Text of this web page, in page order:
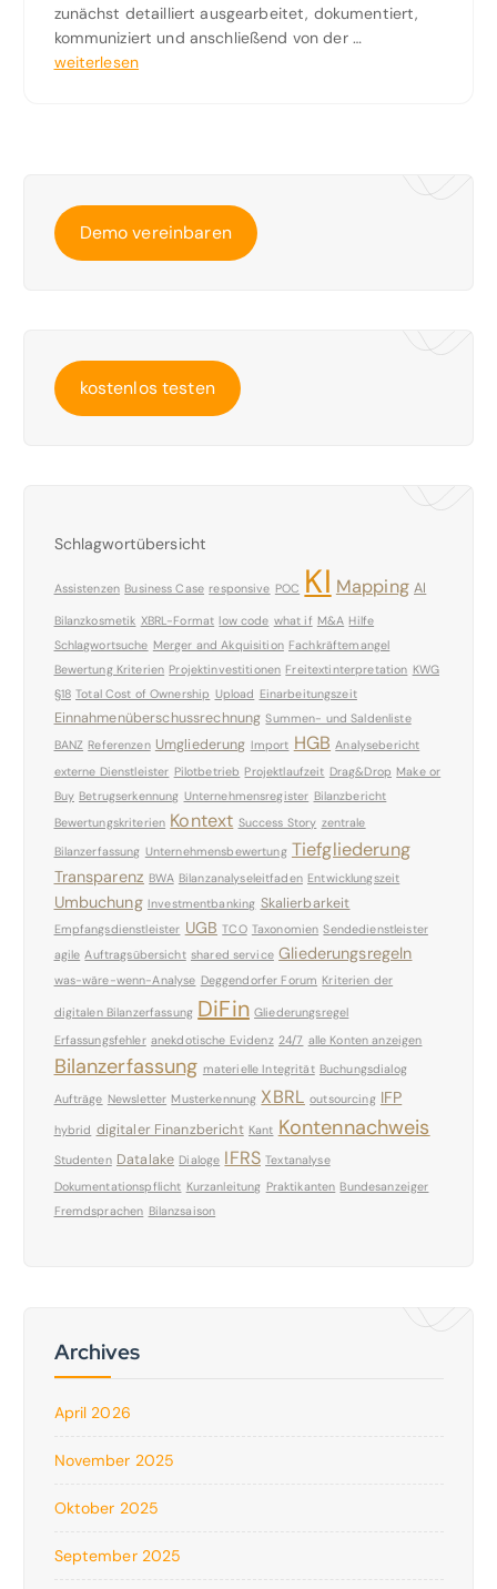
zunächst detailliert ausgearbeitet, dokumentiert,
kommuniziert und anschließend von der …
weiterlesen
Demo vereinbaren
kostenlos testen
Schlagwortübersicht
Assistenzen Business Case responsive POC KI Mapping AI
Bilanzkosmetik XBRL-Format low code what if M&A Hilfe
Schlagwortsuche Merger and Akquisition Fachkräftemangel
Bewertung Kriterien Projektinvestitionen Freitextinterpretation KWG
§18 Total Cost of Ownership Upload Einarbeitungszeit
Einnahmenüberschussrechnung Summen- und Saldenliste
BANZ Referenzen Umgliederung Import HGB Analysebericht
externe Dienstleister Pilotbetrieb Projektlaufzeit Drag&Drop Make or
Buy Betrugserkennung Unternehmensregister Bilanzbericht
Bewertungskriterien Kontext Success Story zentrale
Bilanzerfassung Unternehmensbewertung Tiefgliederung
Transparenz BWA Bilanzanalyseleitfaden Entwicklungszeit
Umbuchung Investmentbanking Skalierbarkeit
Empfangsdienstleister UGB TCO Taxonomien Sendedienstleister
agile Auftragsübersicht shared service Gliederungsregeln
was-wäre-wenn-Analyse Deggendorfer Forum Kriterien der
digitalen Bilanzerfassung DiFin Gliederungsregel
Erfassungsfehler anekdotische Evidenz 24/7 alle Konten anzeigen
Bilanzerfassung materielle Integrität Buchungsdialog
Aufträge Newsletter Musterkennung XBRL outsourcing IFP
hybrid digitaler Finanzbericht Kant Kontennachweis
Studenten Datalake Dialoge IFRS Textanalyse
Dokumentationspflicht Kurzanleitung Praktikanten Bundesanzeiger
Fremdsprachen Bilanzsaison
Archives
April 2026
November 2025
Oktober 2025
September 2025